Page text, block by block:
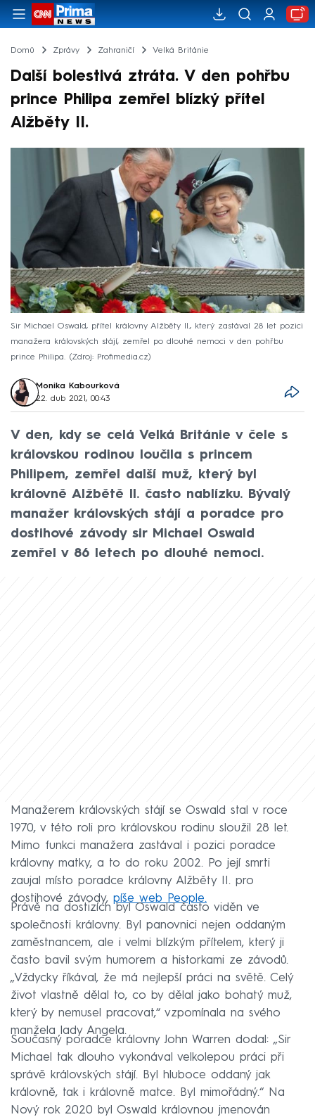
Domů Zprávy Zahraničí Velká Británie
Další bolestivá ztráta. V den pohřbu
prince Philipa zemřel blízký přítel
Alžběty II.
Sir Michael Oswald, přítel královny Alžběty II., který zastával 28 let pozici
manažera královských stájí, zemřel po dlouhé nemoci v den pohřbu
prince Philipa.
Zdroj: Profimedia.cz
Monika Kabourková
22. dub 2021, 00:43
V den, kdy se celá Velká Británie v čele s
královskou rodinou loučila s princem
Philipem, zemřel další muž, který byl
královně Alžbětě II. často nablízku. Bývalý
manažer královských stájí a poradce pro
dostihové závody sir Michael Oswald
zemřel v 86 letech po dlouhé nemoci.
Manažerem královských stájí se Oswald stal v roce
1970, v této roli pro královskou rodinu sloužil 28 let.
Mimo funkci manažera zastával i pozici poradce
královny matky, a to do roku 2002. Po její smrti
zaujal místo poradce královny Alžběty II. pro
dostihové závody, píše web People.
Právě na dostizích byl Oswald často viděn ve
společnosti královny. Byl panovnici nejen oddaným
zaměstnancem, ale i velmi blízkým přítelem, který ji
často bavil svým humorem a historkami ze závodů.
„Vždycky říkával, že má nejlepší práci na světě. Celý
život vlastně dělal to, co by dělal jako bohatý muž,
který by nemusel pracovat,“ vzpomínala na svého
manžela lady Angela.
Současný poradce královny John Warren dodal: „Sir
Michael tak dlouho vykonával velkolepou práci při
správě královských stájí. Byl hluboce oddaný jak
královně, tak i královně matce. Byl mimořádný.“ Na
Nový rok 2020 byl Oswald královnou jmenován